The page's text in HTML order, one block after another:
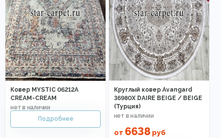
Ковер MYSTIC 06212A
CREAM-CREAM
Круглый ковер Avangard
36980X DAIRE BEIGE / BEIGE
(Турция)
от 6638руб